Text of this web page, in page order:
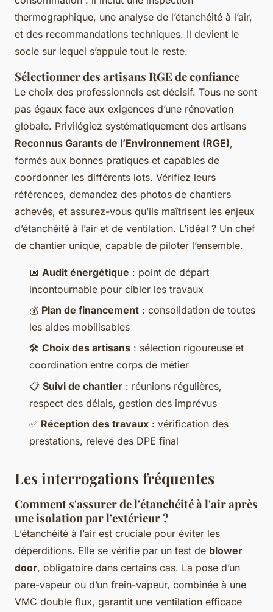
thermographique, une analyse de l’étanchéité à l’air,
et des recommandations techniques. Il devient le
socle sur lequel s’appuie tout le reste.
Sélectionner des artisans RGE de confiance
Le choix des professionnels est décisif. Tous ne sont
pas égaux face aux exigences d’une rénovation
globale. Privilégiez systématiquement des artisans
Reconnus Garants de l’Environnement (RGE),
formés aux bonnes pratiques et capables de
coordonner les différents lots. Vérifiez leurs
références, demandez des photos de chantiers
achevés, et assurez-vous qu’ils maîtrisent les enjeux
d’étanchéité à l’air et de ventilation. L’idéal ? Un chef
de chantier unique, capable de piloter l’ensemble.
📅 Audit énergétique : point de départ
incontournable pour cibler les travaux
💰 Plan de financement : consolidation de toutes
les aides mobilisables
🛠️ Choix des artisans : sélection rigoureuse et
coordination entre corps de métier
📋 Suivi de chantier : réunions régulières,
respect des délais, gestion des imprévus
✅ Réception des travaux : vérification des
prestations, relevé des DPE final
Les interrogations fréquentes
Comment s'assurer de l'étanchéité à l'air après
une isolation par l'extérieur ?
L’étanchéité à l’air est cruciale pour éviter les
déperditions. Elle se vérifie par un test de blower
door, obligatoire dans certains cas. La pose d’un
pare-vapeur ou d’un frein-vapeur, combinée à une
VMC double flux, garantit une ventilation efficace